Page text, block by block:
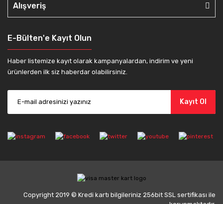
Alışveriş
E-Bülten'e Kayıt Olun
Haber listemize kayıt olarak kampanyalardan, indirim ve yeni
ürünlerden ilk siz haberdar olabilirsiniz.
Kayıt Ol
Copyright 2019 © Kredi kartı bilgileriniz 256bit SSL sertifikası ile